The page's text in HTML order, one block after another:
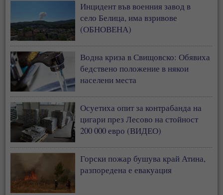
Инцидент във военния завод в
село Белица, има взривове
(ОБНОВЕНА)
Водна криза в Свищовско: Обявиха
бедствено положение в някои
населени места
Осуетиха опит за контрабанда на
цигари през Лесово на стойност
200 000 евро (ВИДЕО)
Горски пожар бушува край Атина,
разпоредена е евакуация